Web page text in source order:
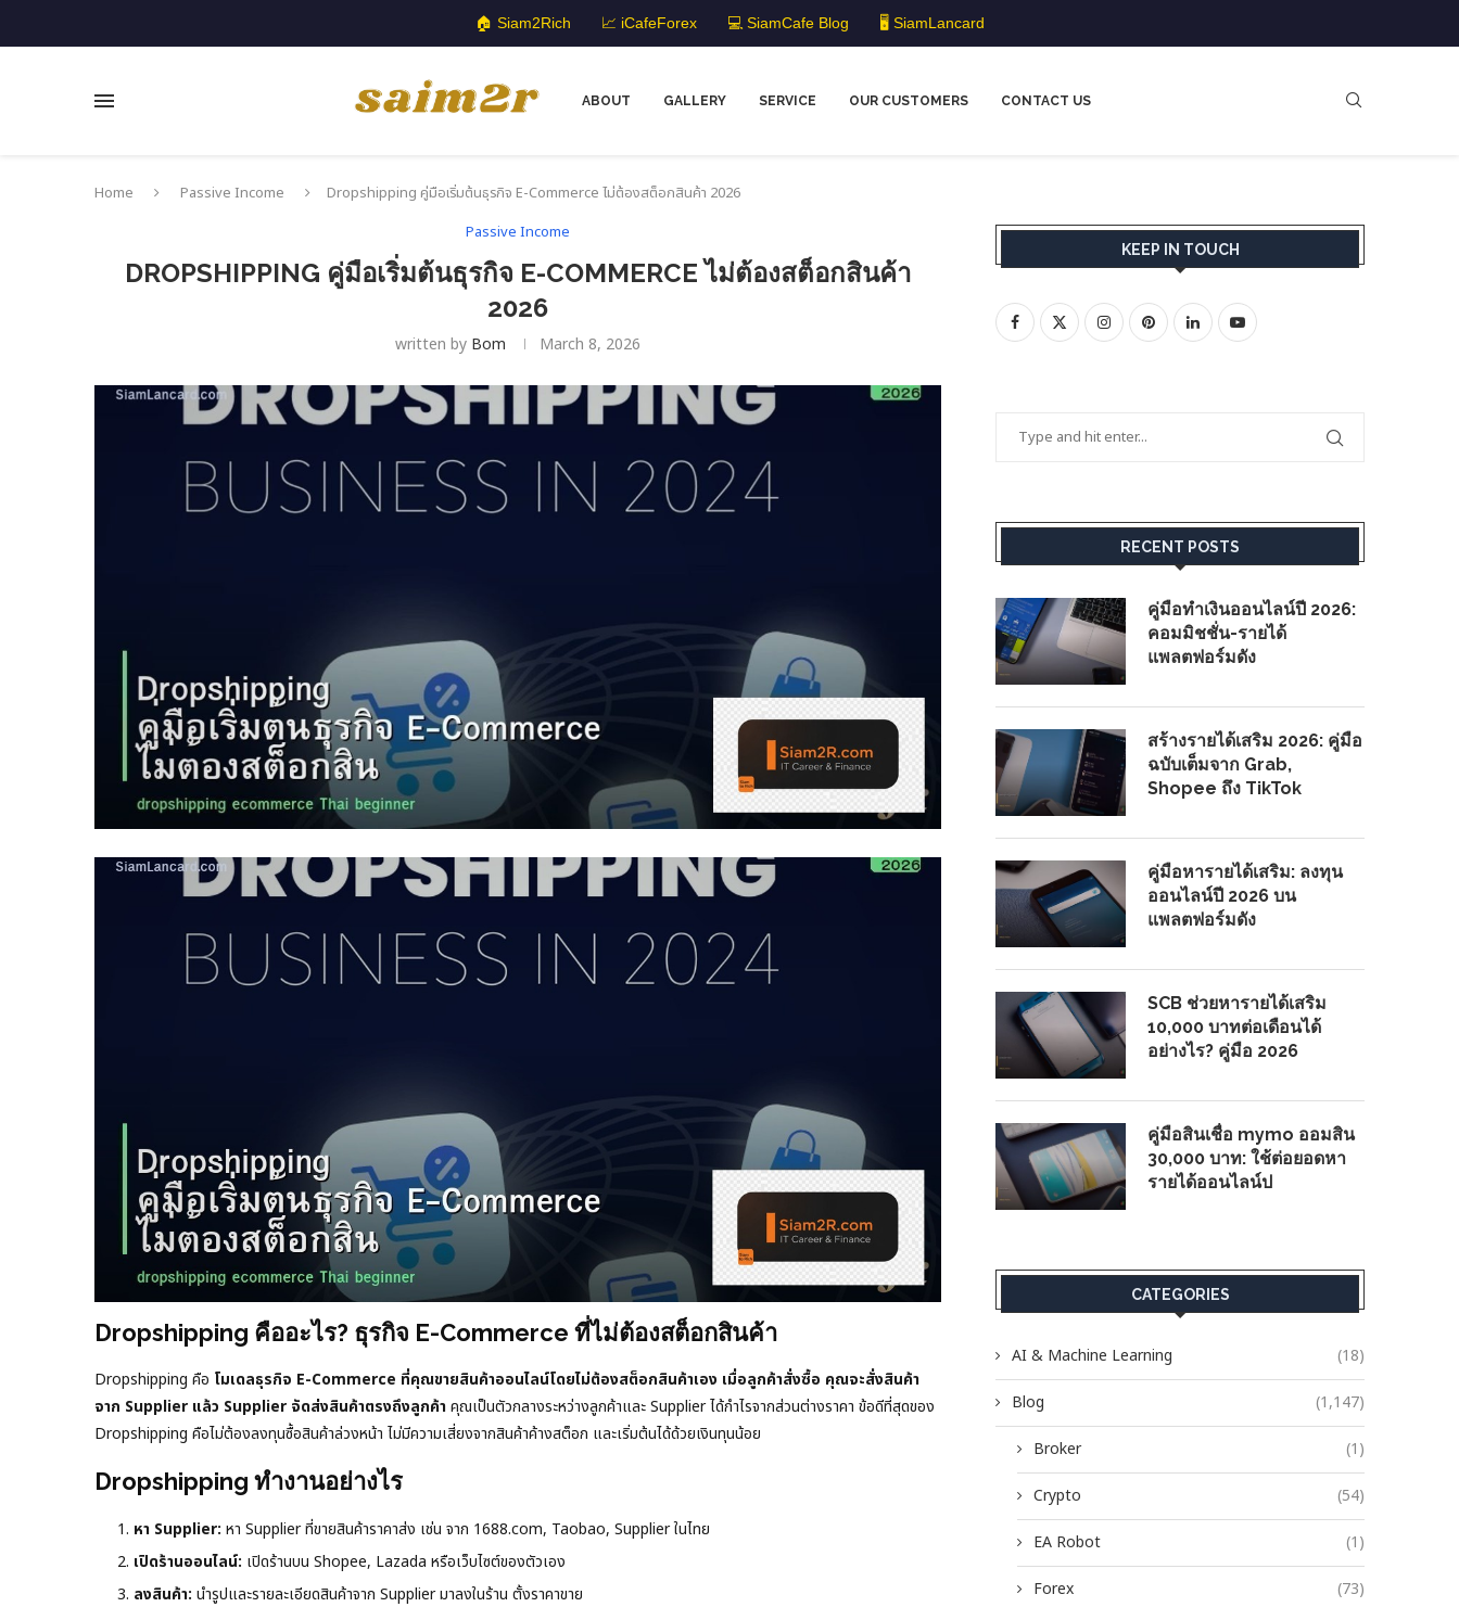
🏠 Siam2Rich 📈 iCafeForex 💻 SiamCafe Blog 🖥️ SiamLancard
ABOUT GALLERY SERVICE OUR CUSTOMERS CONTACT US
Home Passive Income
Dropshipping คู่มือเริ่มต้นธุรกิจ E-Commerce ไม่ต้องสต็อกสินค้า 2026
Passive Income
DROPSHIPPING คู่มือเริ่มต้นธุรกิจ E-COMMERCE ไม่ต้องสต็อกสินค้า
2026
written by Bom March 8, 2026
Dropshipping คืออะไร? ธุรกิจ E-Commerce ที่ไม่ต้องสต็อกสินค้า
Dropshipping คือ โมเดลธุรกิจ E-Commerce ที่คุณขายสินค้าออนไลน์โดยไม่ต้องสต็อกสินค้าเอง เมื่อลูกค้าสั่งซื้อ คุณจะสั่งสินค้า
จาก Supplier แล้ว Supplier จัดส่งสินค้าตรงถึงลูกค้า คุณเป็นตัวกลางระหว่างลูกค้าและ Supplier ได้กำไรจากส่วนต่างราคา ข้อดีที่สุดของ
Dropshipping คือไม่ต้องลงทุนซื้อสินค้าล่วงหน้า ไม่มีความเสี่ยงจากสินค้าค้างสต็อก และเริ่มต้นได้ด้วยเงินทุนน้อย
Dropshipping ทำงานอย่างไร
หา Supplier: หา Supplier ที่ขายสินค้าราคาส่ง เช่น จาก 1688.com, Taobao, Supplier ในไทย
เปิดร้านออนไลน์: เปิดร้านบน Shopee, Lazada หรือเว็บไซต์ของตัวเอง
ลงสินค้า: นำรูปและรายละเอียดสินค้าจาก Supplier มาลงในร้าน ตั้งราคาขาย
KEEP IN TOUCH
RECENT POSTS
คู่มือทำเงินออนไลน์ปี 2026:
คอมมิชชั่น-รายได้
แพลตฟอร์มดัง
สร้างรายได้เสริม 2026: คู่มือ
ฉบับเต็มจาก Grab,
Shopee ถึง TikTok
คู่มือหารายได้เสริม: ลงทุน
ออนไลน์ปี 2026 บน
แพลตฟอร์มดัง
SCB ช่วยหารายได้เสริม
10,000 บาทต่อเดือนได้
อย่างไร? คู่มือ 2026
คู่มือสินเชื่อ mymo ออมสิน
30,000 บาท: ใช้ต่อยอดหา
รายได้ออนไลน์ป
CATEGORIES
AI & Machine Learning (18)
Blog (1,147)
Broker (1)
Crypto (54)
EA Robot (1)
Forex (73)